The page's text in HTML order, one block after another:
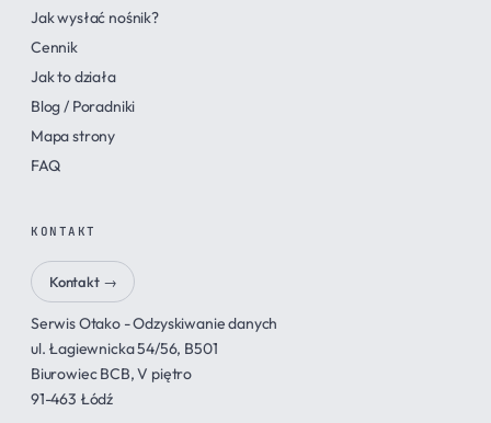
Jak wysłać nośnik?
Cennik
Jak to działa
Blog / Poradniki
Mapa strony
FAQ
KONTAKT
Kontakt →
Serwis Otako - Odzyskiwanie danych
ul. Łagiewnicka 54/56, B501
Biurowiec BCB, V piętro
91-463 Łódź